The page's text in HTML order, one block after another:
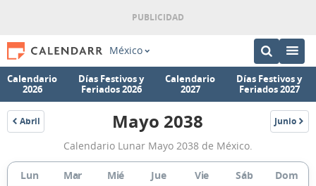
México
Calendario
2026
Días Festivos y
Feriados 2026
Calendario
2027
Días Festivos y
Feriados 2027
Abril
2038
Calendario
Lunar
Mayo
Mayo 2038 Junio
2038
Calendario Lunar Mayo 2038 de México.
Lun Mar Mié Jue Vie Sáb Dom